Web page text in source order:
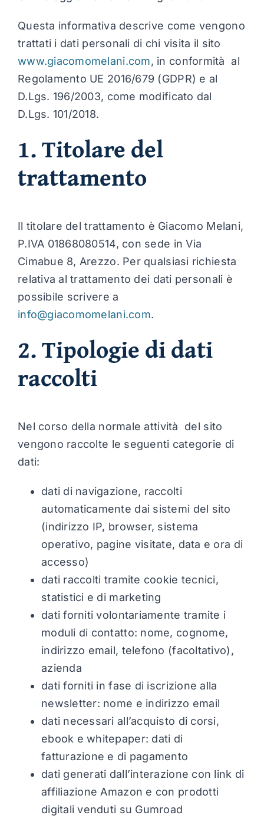
Questa informativa descrive come vengono
trattati i dati personali di chi visita il sito
www.giacomomelani.com, in conformità al
Regolamento UE 2016/679 (GDPR) e al
D.Lgs. 196/2003, come modificato dal
D.Lgs. 101/2018.
1. Titolare del
trattamento
Il titolare del trattamento è Giacomo Melani,
P.IVA 01868080514, con sede in Via
Cimabue 8, Arezzo. Per qualsiasi richiesta
relativa al trattamento dei dati personali è
possibile scrivere a
info@giacomomelani.com.
2. Tipologie di dati
raccolti
Nel corso della normale attività del sito
vengono raccolte le seguenti categorie di
dati:
dati di navigazione, raccolti
automaticamente dai sistemi del sito
(indirizzo IP, browser, sistema
operativo, pagine visitate, data e ora di
accesso)
dati raccolti tramite cookie tecnici,
statistici e di marketing
dati forniti volontariamente tramite i
moduli di contatto: nome, cognome,
indirizzo email, telefono (facoltativo),
azienda
dati forniti in fase di iscrizione alla
newsletter: nome e indirizzo email
dati necessari all’acquisto di corsi,
ebook e whitepaper: dati di
fatturazione e di pagamento
dati generati dall’interazione con link di
affiliazione Amazon e con prodotti
digitali venduti su Gumroad